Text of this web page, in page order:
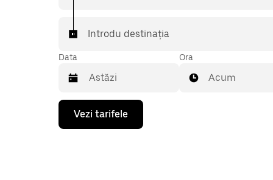
Introdu destinația
Data
Pentru
deschide
Ora
Acum
Vezi tarifele